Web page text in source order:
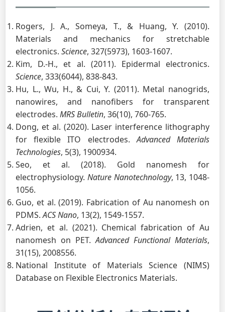
Rogers, J. A., Someya, T., & Huang, Y. (2010).
Materials and mechanics for stretchable
electronics. Science, 327(5973), 1603-1607.
Kim, D.-H., et al. (2011). Epidermal electronics.
Science, 333(6044), 838-843.
Hu, L., Wu, H., & Cui, Y. (2011). Metal nanogrids,
nanowires, and nanofibers for transparent
electrodes. MRS Bulletin, 36(10), 760-765.
Dong, et al. (2020). Laser interference lithography
for flexible ITO electrodes.Advanced Materials
Technologies, 5(3), 1900934.
Seo, et al. (2018). Gold nanomesh for
electrophysiology. Nature Nanotechnology, 13, 1048-
1056.
Guo, et al. (2019). Fabrication of Au nanomesh on
PDMS.ACS Nano, 13(2), 1549-1557.
Adrien, et al. (2021). Chemical fabrication of Au
nanomesh on PET.Advanced Functional Materials,
31(15), 2008556.
National Institute of Materials Science (NIMS)
Database on Flexible Electronics Materials.